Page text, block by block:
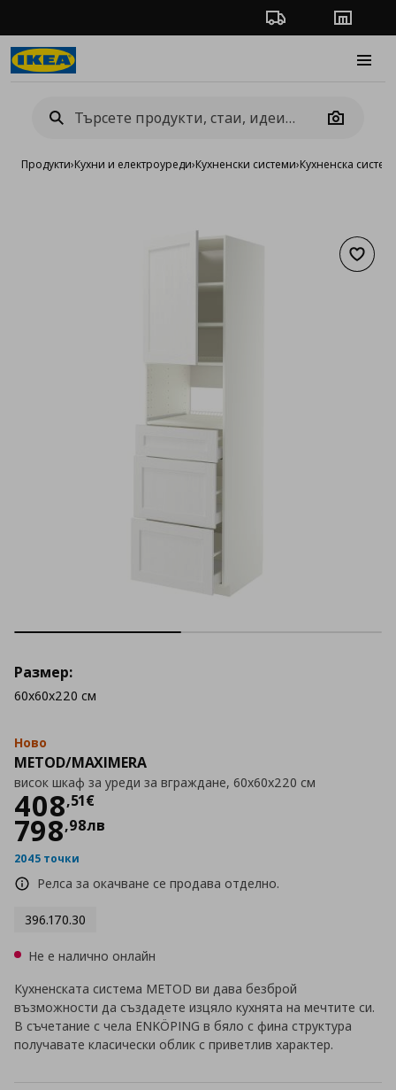
Проследяване на
Camera
Продукти›Кухни и електроуреди›Кухненски системи›Кухненска
Ново
METOD/MAXIMERA
висок шкаф за уреди за вграждане, 60x60x220 см
408,51€
Цена408,51 €
798,98лв
2045 точки
Релса за окачване се продава отделно.
396.170.30
Размер:
60x60x220 см
Не е налично онлайн
Кухненската система METOD ви дава безброй
възможности да създадете изцяло кухнята на мечтите си.
В съчетание с чела ENKÖPING в бяло с фина структура
получавате класически облик с приветлив характер.